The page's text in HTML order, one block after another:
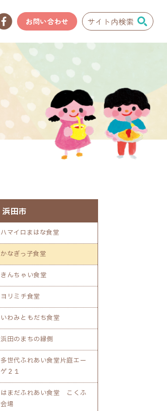
お問い合わせ
浜田市
ハマイロまはな食堂
かなぎっ子食堂
きんちゃい食堂
ヨリミチ食堂
いわみともだち食堂
浜田のまちの縁側
多世代ふれあい食堂片庭エー
ゲ２１
はまだふれあい食堂 こくふ
会場